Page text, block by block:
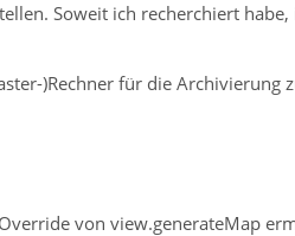
Soweit ich recherchiert
)Rechner für die Archivierung
von view.generateMap